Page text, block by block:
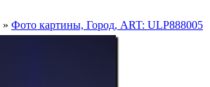
» Фото картины, Город, ART: ULP888005